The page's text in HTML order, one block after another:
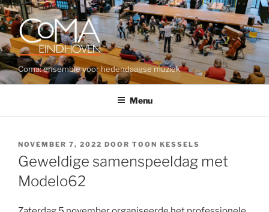
Ga
naar
de
inhoud
Coma: ensemble voor hedendaagse muziek
Menu
GEPLAATST
OP
NOVEMBER 7, 2022 DOOR TOON KESSELS
Geweldige samenspeeldag met
Modelo62